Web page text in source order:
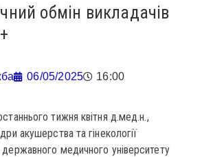
обмін викладачів
06/05/2025 16:00
тижня квітня д.мед.н.,
акушерства та гінекології
медичного університету